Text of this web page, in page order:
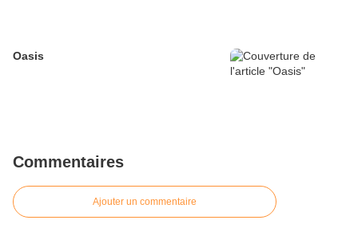
Oasis
Commentaires
Ajouter un commentaire